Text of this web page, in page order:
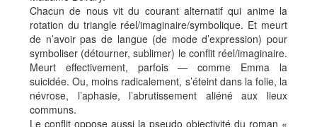
Chacun de nous vit du courant alternatif qui anime la
rotation du triangle réel/imaginaire/symbolique. Et meurt
de n’avoir pas de langue (de mode d’expression) pour
symboliser (détourner, sublimer) le conflit réel/imaginaire.
Meurt effectivement, parfois — comme Emma la
suicidée. Ou, moins radicalement, s’éteint dans la folie, la
névrose, l’aphasie, l’abrutissement aliéné aux lieux
communs.
Le conflit oppose aussi la pseudo objectivité du roman «